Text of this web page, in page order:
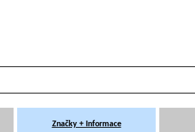
Značky + Informace